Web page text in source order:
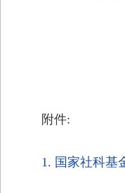
附件:
1. 国家社科基